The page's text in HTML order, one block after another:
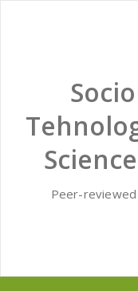
Peer-